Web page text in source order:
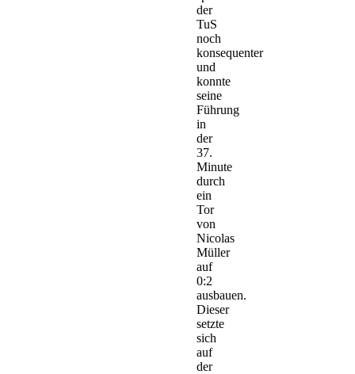
der
TuS
noch
konsequenter
und
konnte
seine
Führung
in
der
37.
Minute
durch
ein
Tor
von
Nicolas
Müller
auf
0:2
ausbauen.
Dieser
setzte
sich
auf
der